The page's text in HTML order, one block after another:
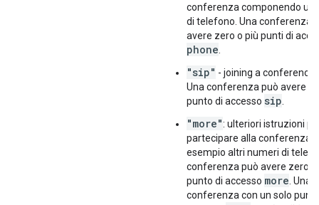
conferenza componendo un
di telefono. Una conferenza
avere zero o più punti di
phone
"sip" - joining a conference
Una conferenza può avere
punto di accesso sip
"more": ulteriori istruzioni
partecipare alla conferenza,
esempio altri numeri di
conferenza può avere zero o
punto di accesso more . Una
conferenza con un solo